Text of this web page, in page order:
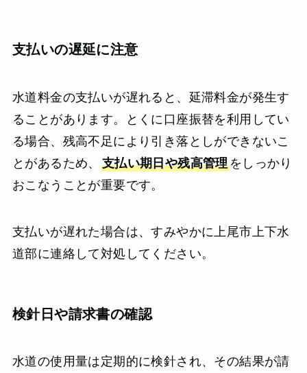
支払いの遅延に注意
水道料金の支払いが遅れると、延滞料金が発生す
ることがあります。とくに口座振替を利用してい
る場合、残高不足により引き落としができないこ
とがあるため、 支払い期日や残高管理をしっかり
おこなうことが重要です。
支払いが遅れた場合は、すみやかに上尾市上下水
道部に連絡して対処してください。
検針日や請求書の確認
水道の使用量は定期的に検針され、その結果が請